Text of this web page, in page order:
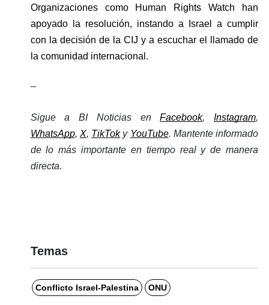
Organizaciones como Human Rights Watch han
apoyado la resolución, instando a Israel a cumplir
con la decisión de la CIJ y a escuchar el llamado de
la comunidad internacional.
Sigue a BI Noticias en Facebook, Instagram,
WhatsApp, X, TikTok y YouTube. Mantente informado
de lo más importante en tiempo real y de manera
directa.
Temas
Conflicto Israel-Palestina ONU